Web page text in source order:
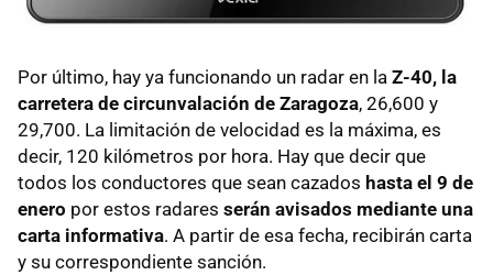
Por último, hay ya funcionando un radar en la Z-40, la
carretera de circunvalación de Zaragoza, 26,600 y
29,700. La limitación de velocidad es la máxima, es
decir, 120 kilómetros por hora. Hay que decir que
todos los conductores que sean cazados hasta el 9 de
enero por estos radares serán avisados mediante una
carta informativa. A partir de esa fecha, recibirán carta
y su correspondiente sanción.